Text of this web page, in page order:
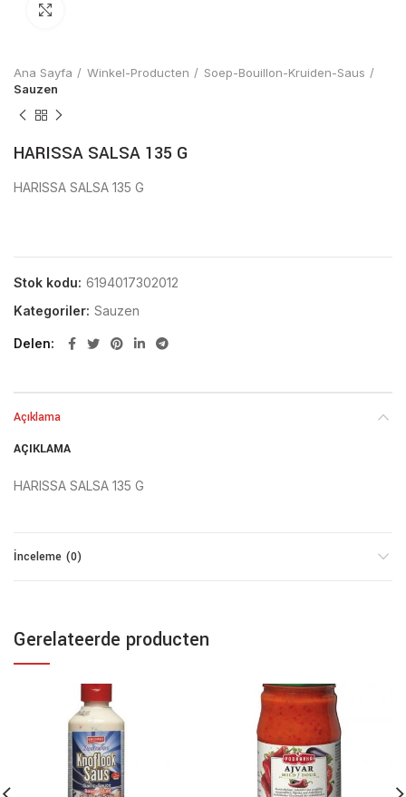
Ana Sayfa Winkel-Producten
Soep-Bouillon-Kruiden-Saus
Sauzen
HARISSA SALSA 135 G
HARISSA SALSA 135 G
Stok kodu: 6194017302012
Kategoriler: Sauzen
Delen
Açıklama
AÇIKLAMA
HARISSA SALSA 135 G
İnceleme (0)
Gerelateerde producten